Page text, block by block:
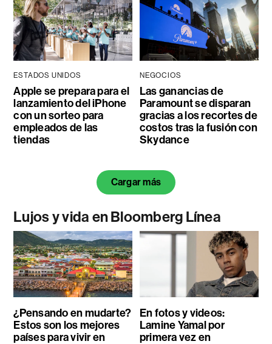
ESTADOS UNIDOS
Apple se prepara para el
lanzamiento del iPhone
con un sorteo para
empleados de las
tiendas
NEGOCIOS
Las ganancias de
Paramount se disparan
gracias a los recortes de
costos tras la fusión con
Skydance
Cargar más
Lujos y vida en Bloomberg Línea
¿Pensando en mudarte?
Estos son los mejores
países para vivir en
En fotos y videos:
Lamine Yamal por
primera vez en